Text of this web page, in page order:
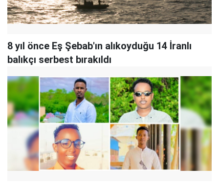
8 yıl önce Eş Şebab'ın alıkoyduğu 14 İranlı
balıkçı serbest bırakıldı